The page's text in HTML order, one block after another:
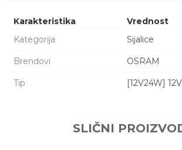
Karakteristika
Vrednost
Kategorija
Sijalice
Brendovi OSRAM
Tip [12V24W]
SLIČNI